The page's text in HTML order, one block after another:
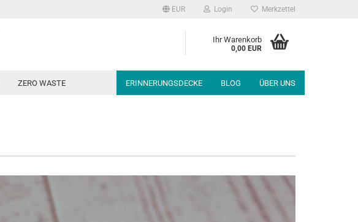
EUR Login Merkzettel
Ihr Warenkorb
0,00 EUR
ZERO WASTE ERINNERUNGSDECKE BLOG ÜBER UNS